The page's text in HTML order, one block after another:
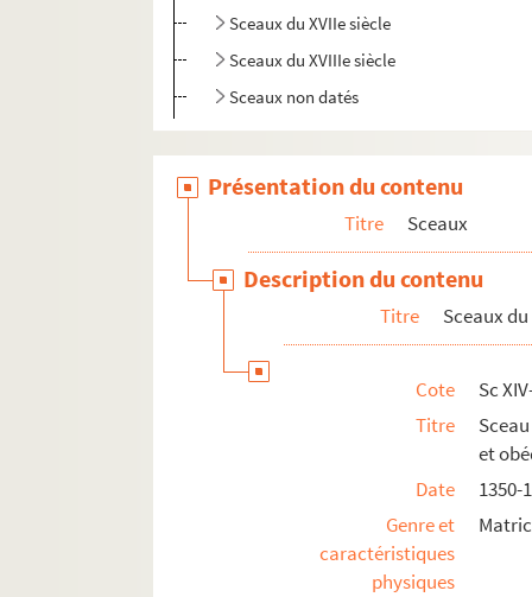
Sceaux du XVIIe siècle
Sceaux du XVIIIe siècle
Sceaux non datés
Présentation du contenu
Titre Sceaux
Description du contenu
Titre Sceaux
Cote
Sc
Titre
et
Date
1350-
Genre et
caractéristiques
physiques